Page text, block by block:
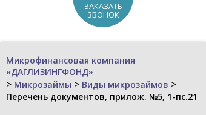
ЗАКАЗАТЬ
ЗВОНОК
Микрофинансовая компания
«ДАГЛИЗИНГФОНД»
> Микрозаймы > Виды микрозаймов >
Перечень документов, прилож. №5, 1-пс.21